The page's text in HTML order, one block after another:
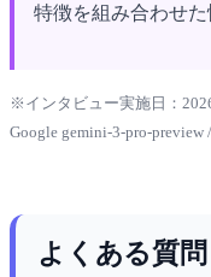
特徴を組み合わせた
※インタビュー実施日：
Google gemini-3-pro-preview
よくある質問